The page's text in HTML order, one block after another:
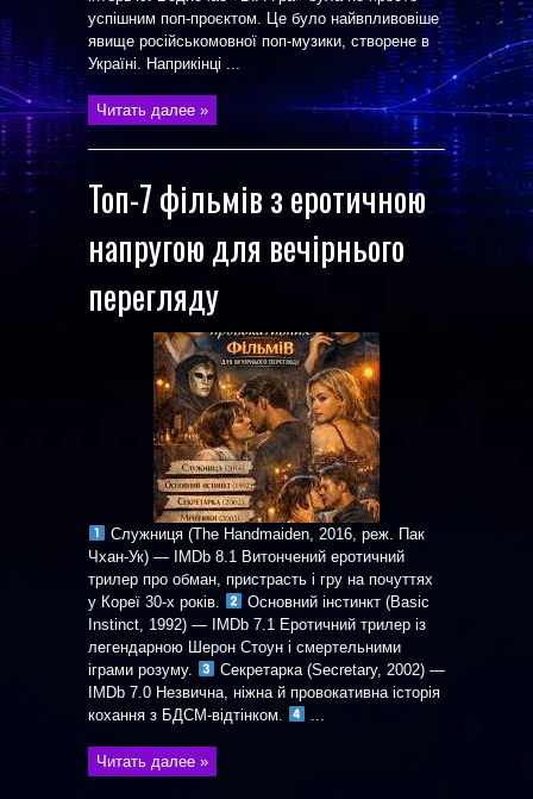
успішним поп-проєктом. Це було найвпливовіше
явище російськомовної поп-музики, створене в
Україні. Наприкінці ...
Читать далее »
Топ-7 фільмів з еротичною
напругою для вечірнього
перегляду
Служниця (The Handmaiden, 2016, реж. Пак
Чхан-Ук) — IMDb 8.1 Витончений еротичний
трилер про обман, пристрасть і гру на почуттях
у Кореї 30-х років.
Основний інстинкт (Basic
Instinct, 1992) — IMDb 7.1 Еротичний трилер із
легендарною Шерон Стоун і смертельними
іграми розуму.
Секретарка (Secretary, 2002) —
IMDb 7.0 Незвична, ніжна й провокативна історія
кохання з БДСМ-відтінком.
...
Читать далее »